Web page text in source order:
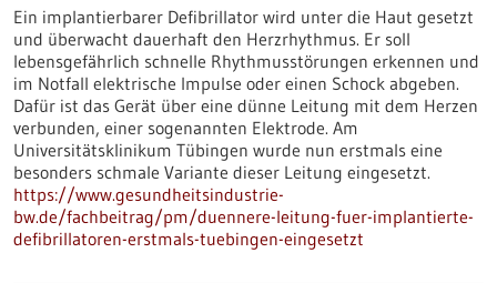
Ein implantierbarer Defibrillator wird unter die Haut gesetzt
und überwacht dauerhaft den Herzrhythmus. Er soll
lebensgefährlich schnelle Rhythmusstörungen erkennen und
im Notfall elektrische Impulse oder einen Schock abgeben.
Dafür ist das Gerät über eine dünne Leitung mit dem Herzen
verbunden, einer sogenannten Elektrode. Am
Universitätsklinikum Tübingen wurde nun erstmals eine
besonders schmale Variante dieser Leitung eingesetzt.
https://www.gesundheitsindustrie-
bw.de/fachbeitrag/pm/duennere-leitung-fuer-implantierte-
defibrillatoren-erstmals-tuebingen-eingesetzt